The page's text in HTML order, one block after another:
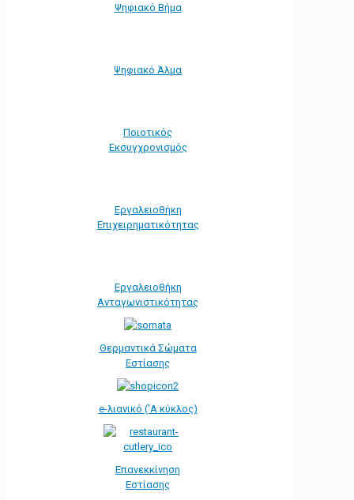
Ψηφιακό Βήμα
Ψηφιακό Άλμα
Ποιοτικός
Εκσυγχρονισμός
Εργαλειοθήκη
Eπιχειρηματικότητας
Εργαλειοθήκη
Ανταγωνιστικότητας
Θερμαντικά Σώματα
Εστίασης
e-λιανικό ('Α κύκλος)
Επανεκκίνηση
Εστίασης